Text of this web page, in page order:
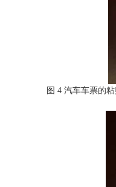
图 4 汽车车票的